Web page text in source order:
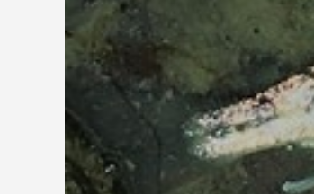
シマノ バンタム1000SGの1年点検
2025.02.26